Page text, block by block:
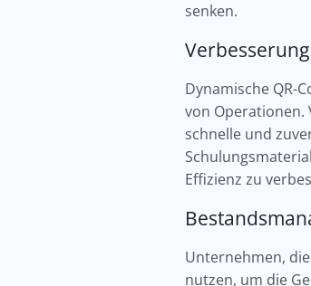
senken.
Dynamische QR-
von Operationen.
schnelle und
Effizienz zu
Unternehmen,
nutzen, um die